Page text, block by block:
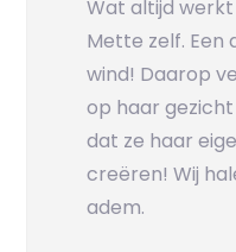
Wat altijd
Mette zelf. Een
wind! Daarop
op haar
dat ze haar
creëren! Wij
adem.